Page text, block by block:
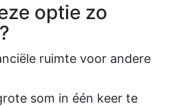
optie zo
ruimte voor andere
som in één keer te